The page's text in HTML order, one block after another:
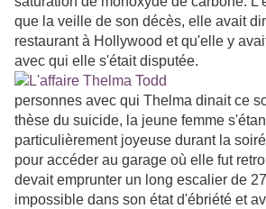
que la veille de son décès, elle avait
restaurant à Hollywood et qu'elle y
avec qui elle s'était disputée.
personnes avec qui Thelma dinait ce
thèse du suicide, la jeune femme
particulièrement joyeuse durant la
pour accéder au garage où elle fut
devait emprunter un long escalier de
impossible dans son état d'ébriété et